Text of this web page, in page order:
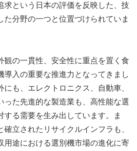
求という日本の評価を反映した、技
た分野の一つと位置づけられていま
観の一貫性、安全性に重点を置く食
導入の重要な推進力となってきまし
にも、エレクトロニクス、自動車、
った先進的な製造業も、高性能な選
する需要を生み出しています。ま
確立されたリサイクルインフラも、
用途における選別機市場の進化に寄